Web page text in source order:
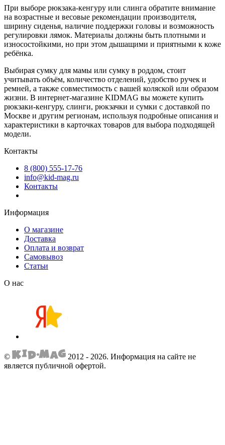
При выборе рюкзака‑кенгуру или слинга обратите внимание
на возрастные и весовые рекомендации производителя,
ширину сиденья, наличие поддержки головы и возможность
регулировки лямок. Материалы должны быть плотными и
износостойкими, но при этом дышащими и приятными к коже
ребёнка.
Выбирая сумку для мамы или сумку в роддом, стоит
учитывать объём, количество отделений, удобство ручек и
ремней, а также совместимость с вашей коляской или образом
жизни. В интернет‑магазине KIDMAG вы можете купить
рюкзаки‑кенгуру, слинги, рюкзачки и сумки с доставкой по
Москве и другим регионам, используя подробные описания и
характеристики в карточках товаров для выбора подходящей
модели.
Контакты
8 (800) 555-17-76
info@kid-mag.ru
Контакты
Информация
О магазине
Доставка
Оплата и возврат
Самовывоз
Статьи
О нас
© 2012 - 2026. Информация на сайте не
является публичной офертой.